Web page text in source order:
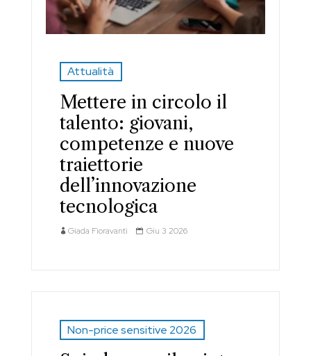
Attualità
Mettere in circolo il
talento: giovani,
competenze e nuove
traiettorie
dell’innovazione
tecnologica
Giada Fioravanti Giu 3 2026
Non-price sensitive 2026